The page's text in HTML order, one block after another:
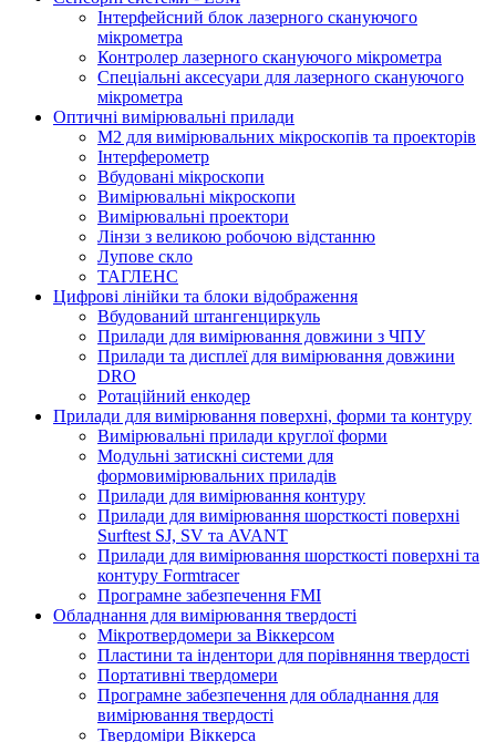
Інтерфейсний блок лазерного скануючого
мікрометра
Контролер лазерного скануючого мікрометра
Спеціальні аксесуари для лазерного скануючого
мікрометра
Оптичні вимірювальні прилади
M2 для вимірювальних мікроскопів та проекторів
Інтерферометр
Вбудовані мікроскопи
Вимірювальні мікроскопи
Вимірювальні проектори
Лінзи з великою робочою відстанню
Лупове скло
ТАГЛЕНС
Цифрові лінійки та блоки відображення
Вбудований штангенциркуль
Прилади для вимірювання довжини з ЧПУ
Прилади та дисплеї для вимірювання довжини
DRO
Ротаційний енкодер
Прилади для вимірювання поверхні, форми та контуру
Вимірювальні прилади круглої форми
Модульні затискні системи для
формовимірювальних приладів
Прилади для вимірювання контуру
Прилади для вимірювання шорсткості поверхні
Surftest SJ, SV та AVANT
Прилади для вимірювання шорсткості поверхні та
контуру Formtracer
Програмне забезпечення FMI
Обладнання для вимірювання твердості
Мікротвердомери за Віккерсом
Пластини та індентори для порівняння твердості
Портативні твердомери
Програмне забезпечення для обладнання для
вимірювання твердості
Твердоміри Віккерса